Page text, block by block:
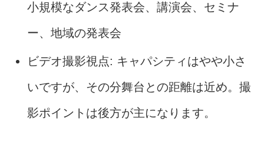
小規模なダンス発表会、講演会、セミナ
ー、地域の発表会
ビデオ撮影視点: キャパシティはやや小さ
いですが、その分舞台との距離は近め。撮
影ポイントは後方が主になります。